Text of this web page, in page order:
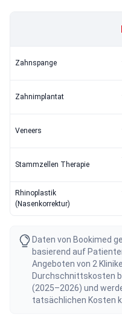
Zahnspange
Zahnimplantat
Veneers
Stammzellen Therapie
Rhinoplastik
(Nasenkorrektur)
Daten von Bookimed
basierend auf
Angeboten von 2
Durchschnittskosten
(2025–2026) und
tatsächlichen Kosten